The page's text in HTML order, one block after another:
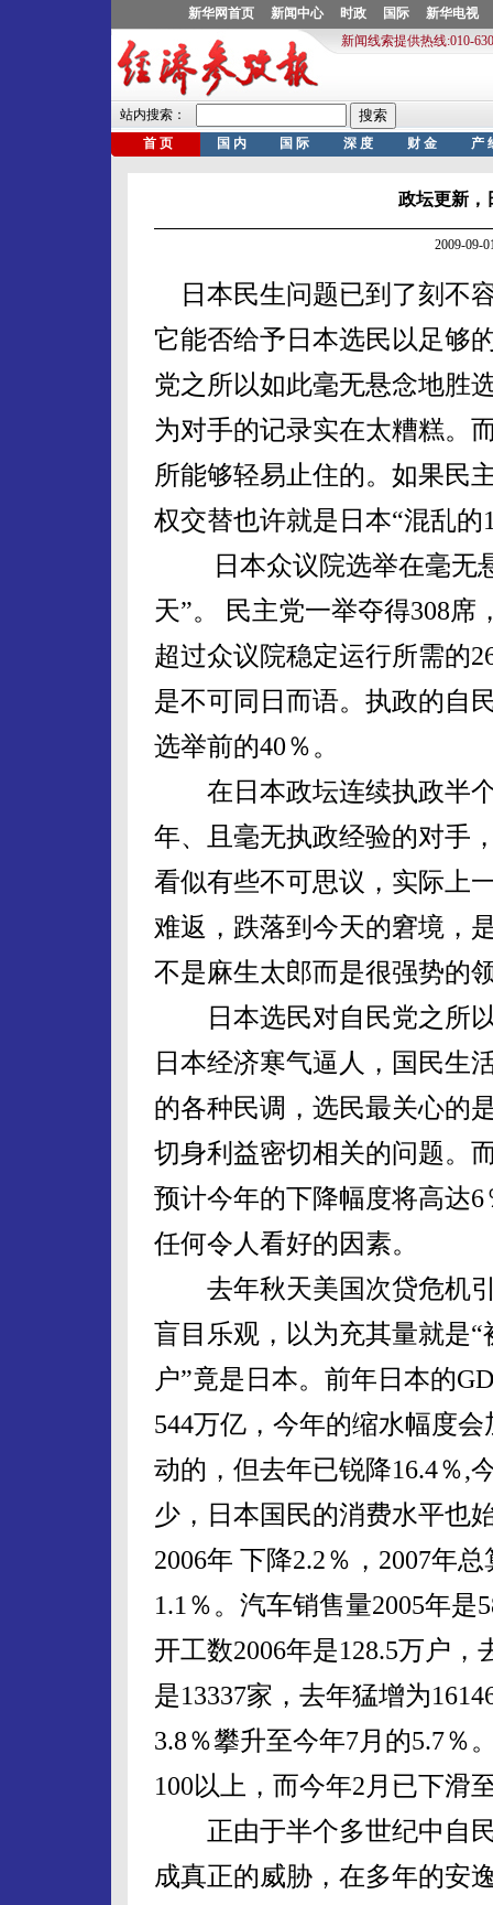
政坛更新，
2009-09-
日本民生问题已到了刻不
它能否给予日本选民以足够
党之所以如此毫无悬念地胜
为对手的记录实在太糟糕。
所能够轻易止住的。如果民
权交替也许就是日本“混乱的
日本众议院选举在毫无悬
天”。 民主党一举夺得308
超过众议院稳定运行所需的
是不可同日而语。执政的自
选举前的40％。
在日本政坛连续执政半个
年、且毫无执政经验的对手
看似有些不可思议，实际上
难返，跌落到今天的窘境，
不是麻生太郎而是很强势的
日本选民对自民党之所以
日本经济寒气逼人，国民生
的各种民调，选民最关心的
切身利益密切相关的问题。
预计今年的下降幅度将高达
任何令人看好的因素。
去年秋天美国次贷危机引
盲目乐观，以为充其量就是
户”竟是日本。前年日本的
544万亿，今年的缩水幅度
动的，但去年已锐降16.4％,
少，日本国民的消费水平也
2006年 下降2.2％，2007年
1.1％。汽车销售量2005年
开工数2006年是128.5万户，
是13337家，去年猛增为
3.8％攀升至今年7月的5.7％
100以上，而今年2月已下滑
正由于半个多世纪中自民
成真正的威胁，在多年的安